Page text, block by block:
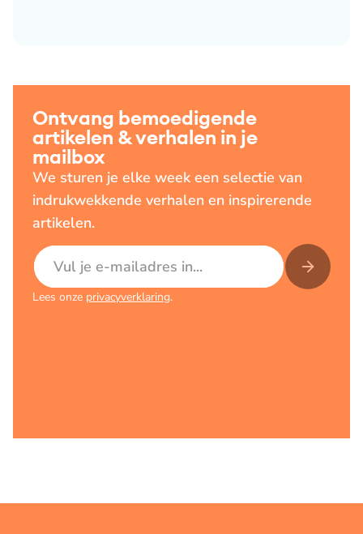
Ontvang bemoedigende
artikelen & verhalen in je
mailbox
We sturen je elke week een selectie van
indrukwekkende verhalen en inspirerende
artikelen.
E-mailadres
Lees onze privacyverklaring.